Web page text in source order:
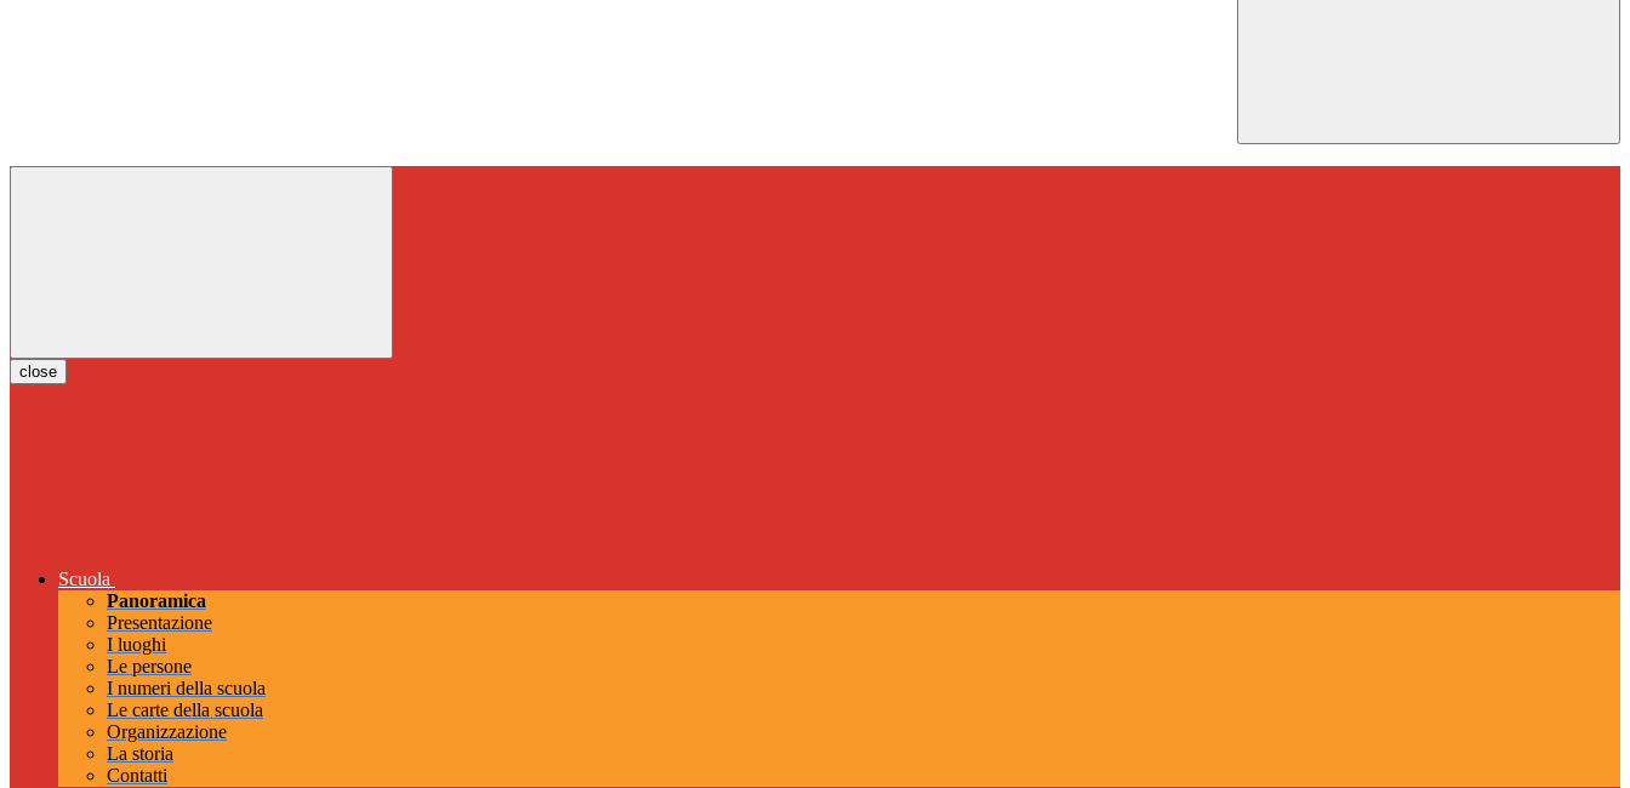
close
Scuola
Panoramica
Presentazione
I luoghi
Le persone
I numeri della scuola
Le carte della scuola
Organizzazione
La storia
Contatti